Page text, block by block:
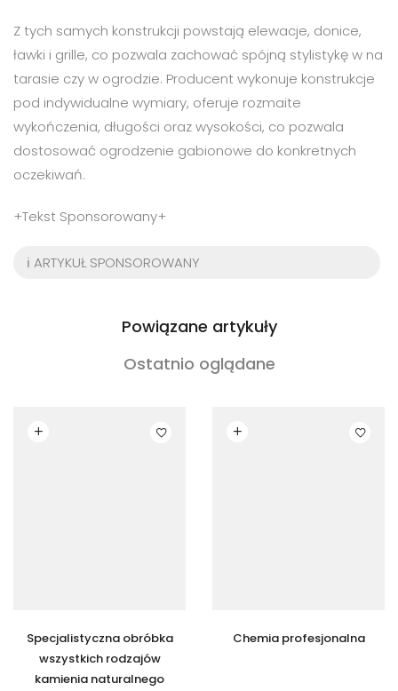
Z tych samych konstrukcji powstają elewacje, donice,
ławki i grille, co pozwala zachować spójną stylistykę w na
tarasie czy w ogrodzie. Producent wykonuje konstrukcje
pod indywidualne wymiary, oferuje rozmaite
wykończenia, długości oraz wysokości, co pozwala
dostosować ogrodzenie gabionowe do konkretnych
oczekiwań.
+Tekst Sponsorowany+
ℹ️ ARTYKUŁ SPONSOROWANY
Powiązane artykuły
Ostatnio oglądane
Specjalistyczna obróbka
wszystkich rodzajów
kamienia naturalnego
Czytaj dalej
Chemia profesjonalna
Czytaj dalej